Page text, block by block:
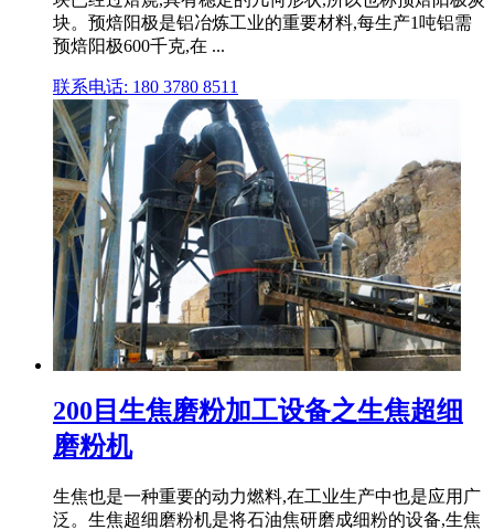
块。预焙阳极是铝冶炼工业的重要材料,每生产1吨铝需
预焙阳极600千克,在 ...
联系电话: 180 3780 8511
200目生焦磨粉加工设备之生焦超细
磨粉机
生焦也是一种重要的动力燃料,在工业生产中也是应用广
泛。生焦超细磨粉机是将石油焦研磨成细粉的设备,生焦